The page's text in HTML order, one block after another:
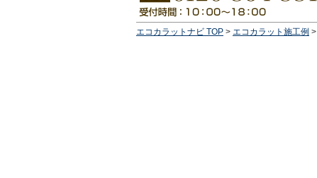
エコカラットナビ TOP > エコカラット施工例 >